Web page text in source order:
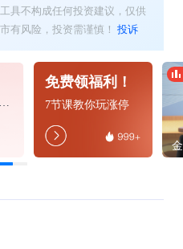
具不构成任何投资建议，仅供
有风险，投资需谨慎！投诉
免费领福利！
7节课教你玩涨停